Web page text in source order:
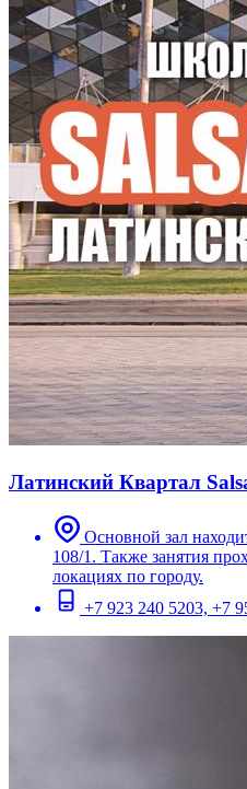
Латинский Квартал
Основной зал
108/1. Также занятия
локациях по городу.
+7 923 240 5203, +7